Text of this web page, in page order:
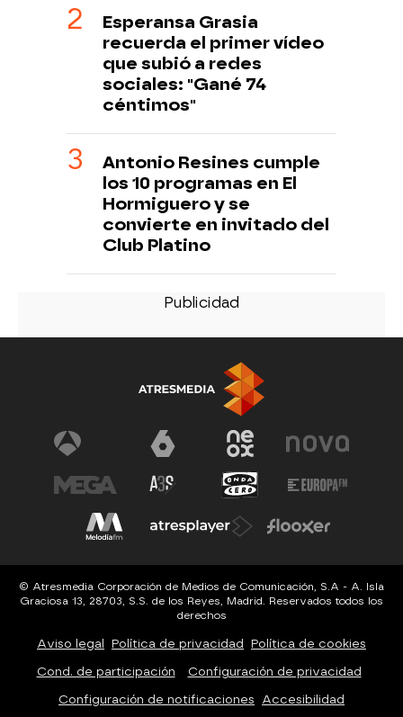
Esperansa Grasia
recuerda el primer vídeo
que subió a redes
sociales: "Gané 74
céntimos"
Antonio Resines cumple
los 10 programas en El
Hormiguero y se
convierte en invitado del
Club Platino
© Atresmedia Corporación de Medios de Comunicación, S.A - A. Isla
Graciosa 13, 28703, S.S. de los Reyes, Madrid. Reservados todos los
derechos
Aviso legal Política de privacidad Política de cookies
Cond. de participación Configuración de privacidad
Configuración de notificaciones Accesibilidad